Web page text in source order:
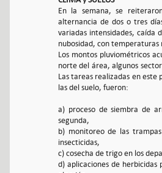
En la semana, se
alternancia de dos o tres
variadas intensidades, caída
nubosidad, con temperaturas
Los montos pluviométricos
norte del área, algunos
Las tareas realizadas en
las del suelo, fueron:
a) proceso de siembra de
segunda,
b) monitoreo de las
insecticidas,
c) cosecha de trigo en los
d) aplicaciones de